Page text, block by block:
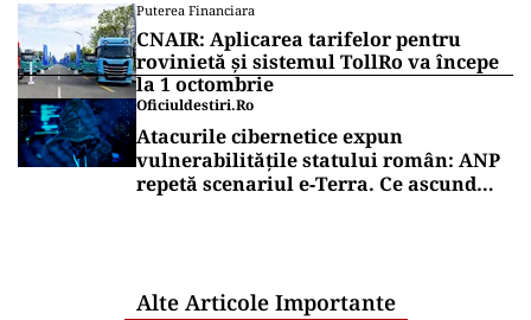
Puterea Financiara
CNAIR: Aplicarea tarifelor pentru
rovinietă și sistemul TollRo va începe
la 1 octombrie
Oficiuldestiri.ro
Atacurile cibernetice expun
vulnerabilitățile statului român: ANP
repetă scenariul e‑Terra. Ce ascund
Alte Articole Importante